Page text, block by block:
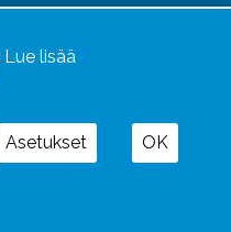
Lue lisää
Asetukset OK